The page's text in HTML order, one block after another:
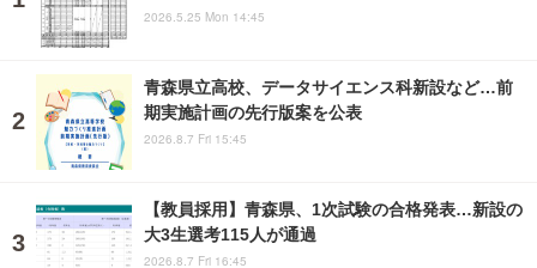
2026.5.25 Mon 14:45
青森県立高校、データサイエンス科新設など…前
期実施計画の先行版案を公表
2026.8.7 Fri 15:45
【教員採用】青森県、1次試験の合格発表…新設の
大3生選考115人が通過
2026.8.7 Fri 16:45